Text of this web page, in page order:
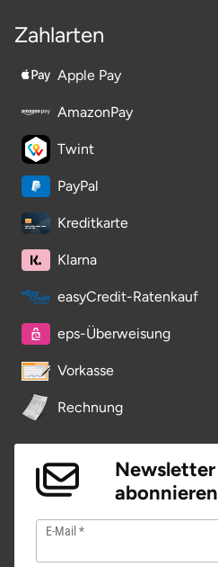
Zahlarten
Apple Pay
AmazonPay
Twint
PayPal
Kreditkarte
Klarna
easyCredit-Ratenkauf
eps-Überweisung
Vorkasse
Rechnung
Newsletter
abonnieren
E-Mail
Potsdam
Potsdam-Mittelmark
Prignitz
Rendsburg Eckernförde
Rheine
Rodgau